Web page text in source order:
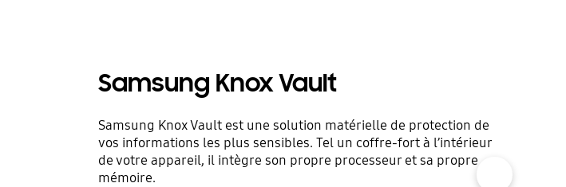
Samsung Knox Vault
Samsung Knox Vault est une solution matérielle de protection de
vos informations les plus sensibles. Tel un coffre-fort à l’intérieur
de votre appareil, il intègre son propre processeur et sa propre
mémoire.